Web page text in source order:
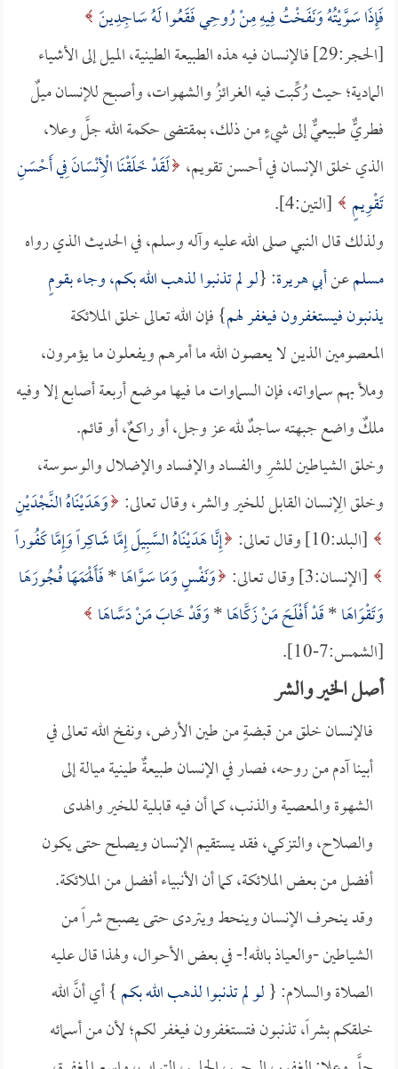
فَإِذَا سَوَّيْتُهُ وَنَفَخْتُ فِيهِ مِنْ رُوحِي فَقَعُوا لَهُ سَاجِدِينَ
[الحجر:29] فالإنسان فيه هذه الطبيعة الطينية، الميل إلى الأشياء
المادية؛ حيث رُكِّبت فيه الغرائزُ والشهوات، وأصبح للإنسان ميلٌ
فطريٌّ طبيعيٌّ إلى شيءٍ من ذلك، بمقتضى حكمة الله جلَّ وعلا،
الذي خلق الإنسان في أحسن تقويم، لَقَدْ خَلَقْنَا الْأِنْسَانَ فِي أَحْسَنِ
تَقْوِيمٍ
[التين:4].
ولذلك قال النبي صلى الله عليه وآله وسلم، في الحديث الذي رواه
مسلمعنأبي هريرة: {لو لم تذنبوا لذهب الله بكم، وجاء بقومٍ
يذنبون فيستغفرون فيغفر لهم} فإن الله تعالى خلق الملائكة
المعصومين الذين لا يعصون الله ما أمرهم ويفعلون ما يؤمرون،
وملأ بهم سماواته، فإن السماوات ما فيها موضع أربعة أصابع إلا وفيه
ملكٌ واضع جبهته ساجدٌ لله عز وجل، أو راكعٌ، أو قائم.
وخلق الشياطين للشرِ والفساد والإفساد والإضلال والوسوسة،
وخلق الِإنسان القابل للخير والشر، وقال تعالى: وَهَدَيْنَاهُ النَّجْدَيْنِ
[البلد:10] وقال تعالى:
إِنَّا هَدَيْنَاهُ السَّبِيلَ إِمَّا شَاكِراً وَإِمَّا كَفُوراً
[الإنسان:3] وقال تعالى:
وَنَفْسٍ وَمَا سَوَّاهَا*فَأَلْهَمَهَا فُجُورَهَا
وَتَقْوَاهَا*قَدْ أَفْلَحَ مَنْ زَكَّاهَا*وَقَدْ خَابَ مَنْ دَسَّاهَا
[الشمس:7-10].
أصل الخير والشر
فالإنسان خلق من قبضةٍ من طين الأرض، ونفخ الله تعالى في
أبينا آدم من روحه، فصار في الإنسان طبيعةٌ طينية ميالة إلى
الشهوة والمعصية والذنب، كما أن فيه قابلية للخير والهدى
والصلاح، والتزكي، فقد يستقيم الإنسان ويصلح حتى يكون
أفضل من بعض الملائكة، كما أن الأنبياء أفضل من الملائكة.
وقد ينحرف الإنسان وينحط ويتردى حتى يصبح شراً من
الشياطين -والعياذ بالله!- في بعض الأحوال، ولهذا قال عليه
الصلاة والسلام: {لو لم تذنبوا لذهب الله بكم} أي أنَّ الله
خلقكم بشراً، تذنبون فتستغفرون فيغفر لكم؛ لأن من أسمائه